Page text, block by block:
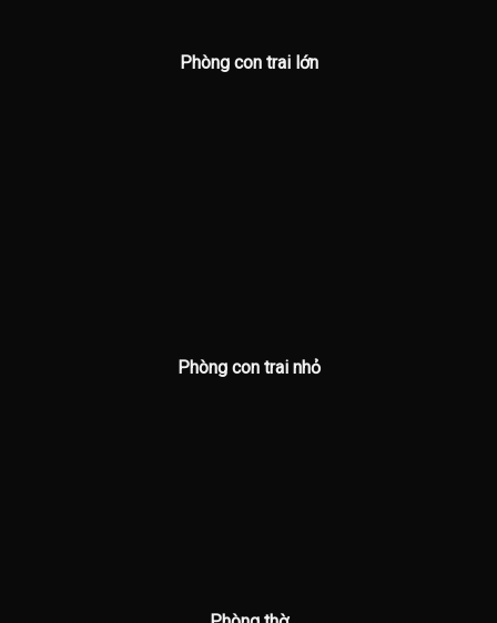
Phòng con trai lớn
Phòng con trai nhỏ